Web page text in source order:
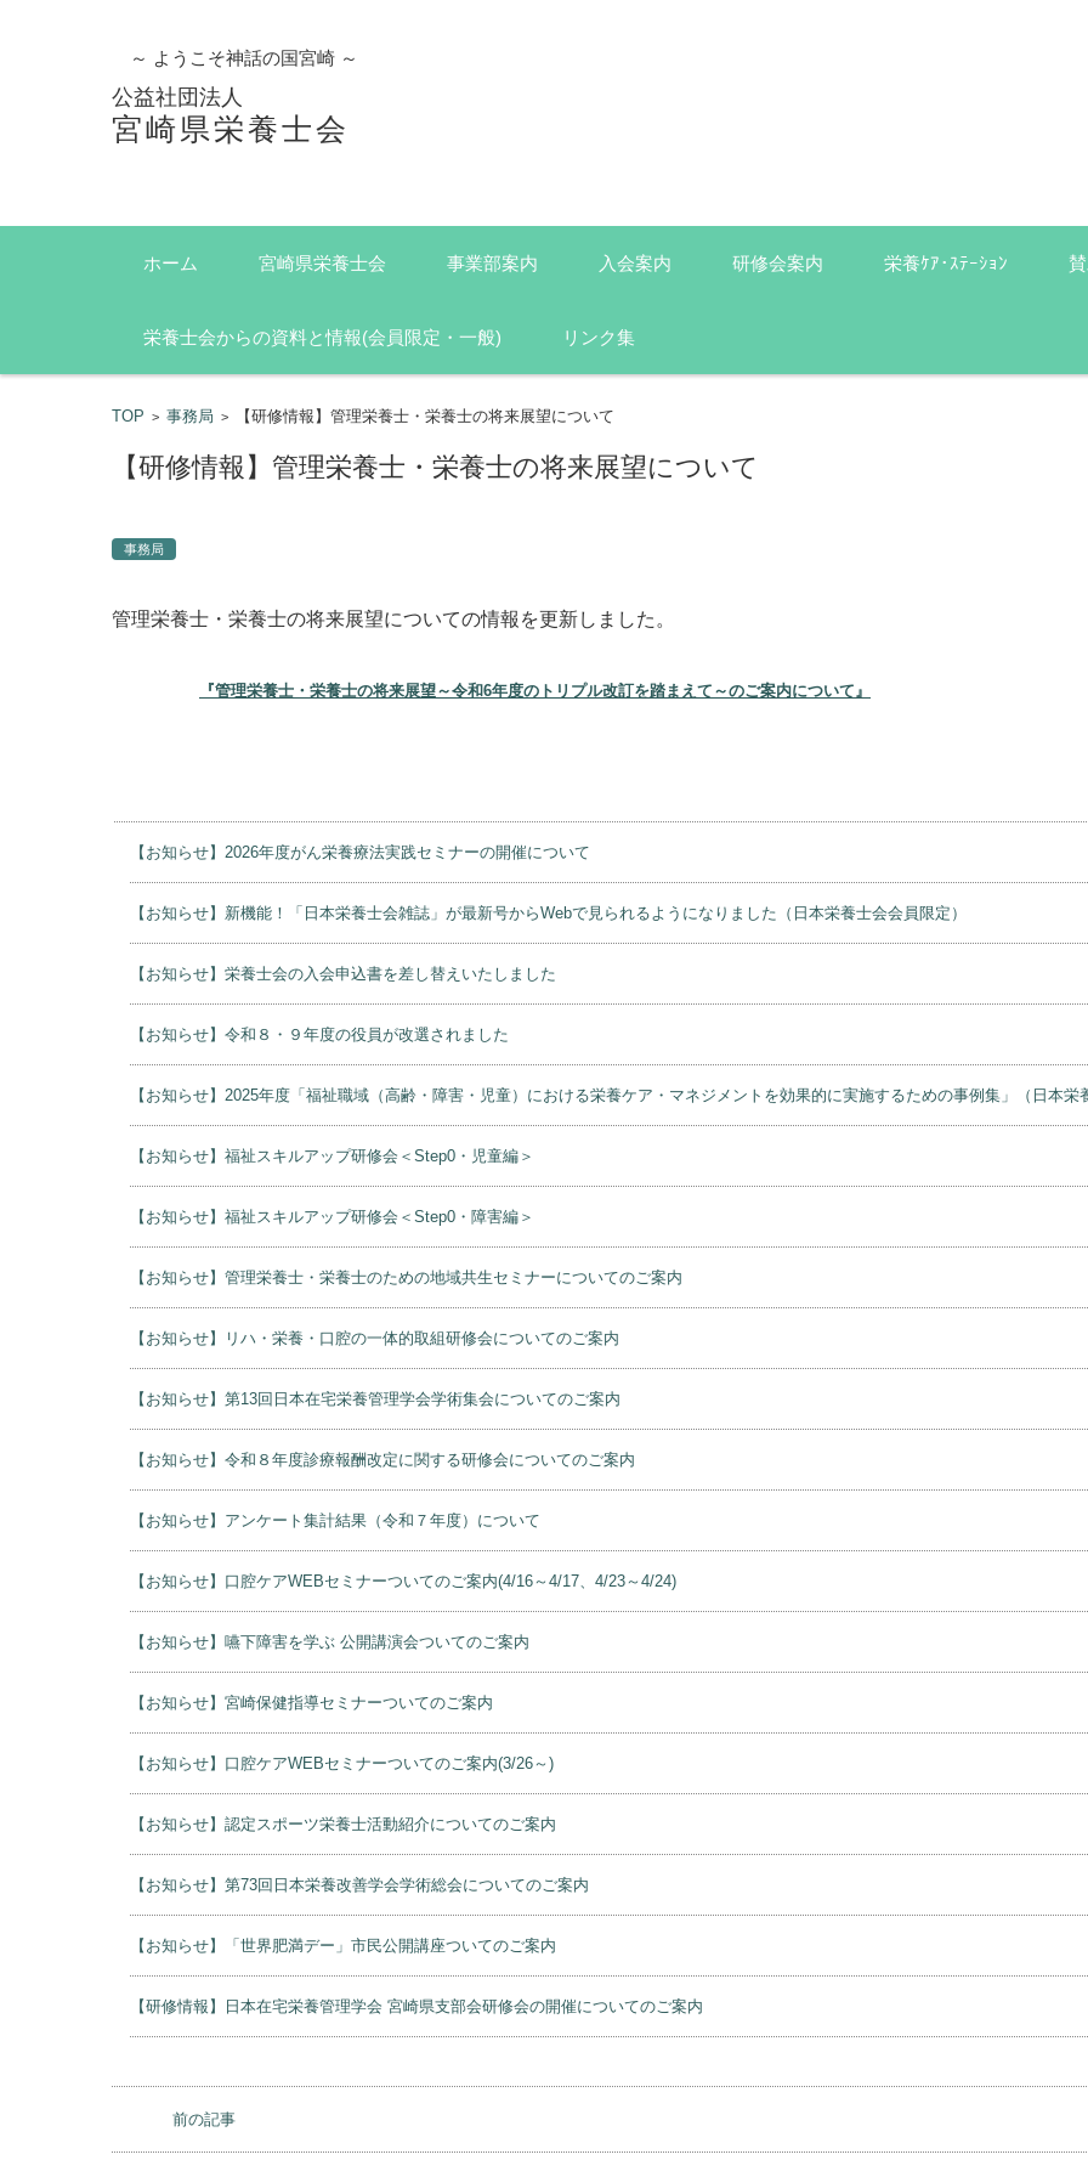
～ ようこそ神話の国宮崎 ～
宮崎県栄養士会
コンテンツに移動
ホーム 宮崎県栄養士会 事業部案内 入会案内 研修会案内 栄養ｹｱ･ｽﾃｰｼｮﾝ
栄養士会からの資料と情報(会員限定・一般) リンク集
TOP > 事務局 > 【研修情報】管理栄養士・栄養士の将来展望について
【研修情報】管理栄養士・栄養士の将来展望について
事務局
管理栄養士・栄養士の将来展望についての情報を更新しました。
『管理栄養士・栄養士の将来展望～令和6年度のトリプル改訂を踏まえて～のご案内について』
【お知らせ】2026年度がん栄養療法実践セミナーの開催について
【お知らせ】新機能！「日本栄養士会雑誌」が最新号からWebで見られるようになりました（日本栄養士会会員限定）
【お知らせ】栄養士会の入会申込書を差し替えいたしました
【お知らせ】令和８・９年度の役員が改選されました
【お知らせ】2025年度「福祉職域（高齢・障害・児童）における栄養ケア・マネジメントを効果的に実施するための事例集」（日本栄
【お知らせ】福祉スキルアップ研修会＜Step0・児童編＞
【お知らせ】福祉スキルアップ研修会＜Step0・障害編＞
【お知らせ】管理栄養士・栄養士のための地域共生セミナーについてのご案内
【お知らせ】リハ・栄養・口腔の一体的取組研修会についてのご案内
【お知らせ】第13回日本在宅栄養管理学会学術集会についてのご案内
【お知らせ】令和８年度診療報酬改定に関する研修会についてのご案内
【お知らせ】アンケート集計結果（令和７年度）について
【お知らせ】口腔ケアWEBセミナーついてのご案内(4/16～4/17、4/23～4/24)
【お知らせ】嚥下障害を学ぶ 公開講演会ついてのご案内
【お知らせ】宮崎保健指導セミナーついてのご案内
【お知らせ】口腔ケアWEBセミナーついてのご案内(3/26～)
【お知らせ】認定スポーツ栄養士活動紹介についてのご案内
【お知らせ】第73回日本栄養改善学会学術総会についてのご案内
【お知らせ】「世界肥満デー」市民公開講座ついてのご案内
【研修情報】日本在宅栄養管理学会 宮崎県支部会研修会の開催についてのご案内
前の記事